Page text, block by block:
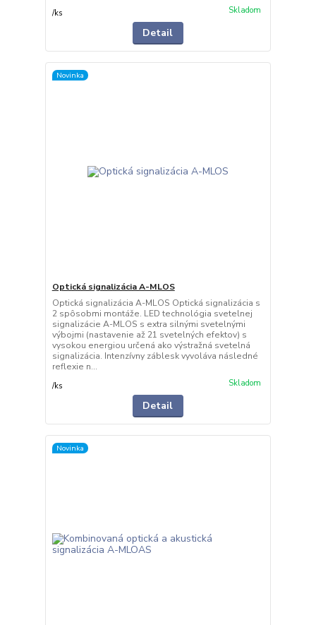
/ks Skladom
Detail
Novinka
Optická signalizácia A-MLOS
Optická signalizácia A-MLOS Optická signalizácia s
2 spôsobmi montáže. LED technológia svetelnej
signalizácie A-MLOS s extra silnými svetelnými
výbojmi (nastavenie až 21 svetelných efektov) s
vysokou energiou určená ako výstražná svetelná
signalizácia. Intenzívny záblesk vyvoláva následné
reflexie n...
/ks Skladom
Detail
Novinka